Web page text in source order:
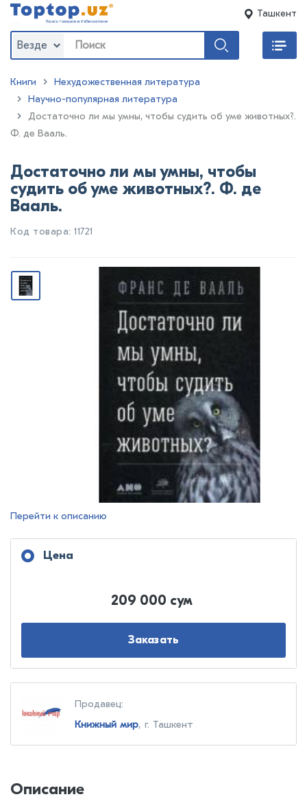
Ташкент
Везде
Книги
Нехудожественная литература
Научно-популярная литература
Достаточно ли мы умны, чтобы судить об уме животных?.
Ф. де Вааль.
Достаточно ли мы умны, чтобы
судить об уме животных?. Ф. де
Вааль.
Код товара: 11721
Перейти к описанию
Цена
209 000 сум
Заказать
Продавец:
Книжный мир, г. Ташкент
Описание